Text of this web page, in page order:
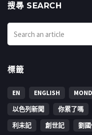
搜㝷 SEARCH
標籤
EN ENGLISH
以色列新聞
你累了嗎
利未記
創世記 劉